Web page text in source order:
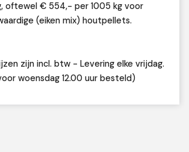
oftewel € 554,- per 1005 kg voor
(eiken mix) houtpellets.
zijn incl. btw - Levering elke vrijdag.
woensdag 12.00 uur besteld)